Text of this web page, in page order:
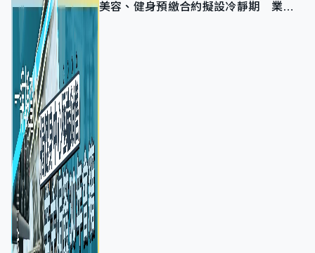
美容、健身預繳合約擬設冷靜期 業界